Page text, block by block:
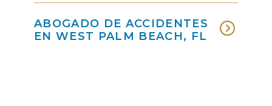
ABOGADO DE ACCIDENTES
EN WEST PALM BEACH, FL